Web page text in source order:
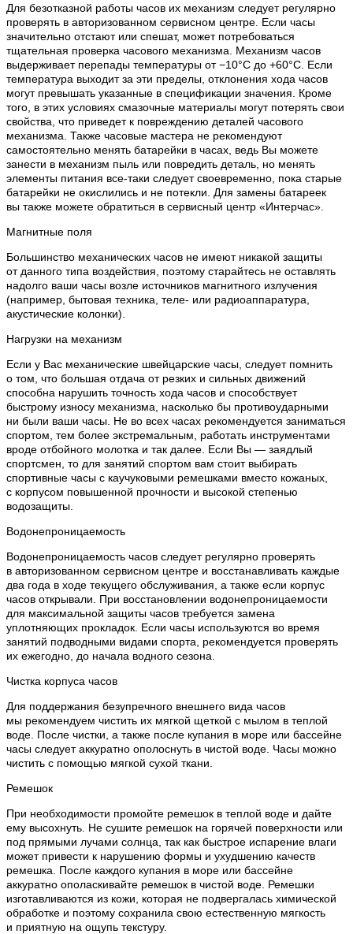
Для безотказной работы часов их механизм следует регулярно
проверять в авторизованном сервисном центре. Если часы
значительно отстают или спешат, может потребоваться
тщательная проверка часового механизма. Механизм часов
выдерживает перепады температуры от −10°C до +60°C. Если
температура выходит за эти пределы, отклонения хода часов
могут превышать указанные в спецификации значения. Кроме
того, в этих условиях смазочные материалы могут потерять свои
свойства, что приведет к повреждению деталей часового
механизма. Также часовые мастера не рекомендуют
самостоятельно менять батарейки в часах, ведь Вы можете
занести в механизм пыль или повредить деталь, но менять
элементы питания все-таки следует своевременно, пока старые
батарейки не окислились и не потекли. Для замены батареек
вы также можете обратиться в сервисный центр «Интерчас».
Магнитные поля
Большинство механических часов не имеют никакой защиты
от данного типа воздействия, поэтому старайтесь не оставлять
надолго ваши часы возле источников магнитного излучения
(например, бытовая техника, теле- или радиоаппаратура,
акустические колонки).
Нагрузки на механизм
Если у Вас механические швейцарские часы, следует помнить
о том, что большая отдача от резких и сильных движений
способна нарушить точность хода часов и способствует
быстрому износу механизма, насколько бы противоударными
ни были ваши часы. Не во всех часах рекомендуется заниматься
спортом, тем более экстремальным, работать инструментами
вроде отбойного молотка и так далее. Если Вы — заядлый
спортсмен, то для занятий спортом вам стоит выбирать
спортивные часы с каучуковыми ремешками вместо кожаных,
с корпусом повышенной прочности и высокой степенью
водозащиты.
Водонепроницаемость
Водонепроницаемость часов следует регулярно проверять
в авторизованном сервисном центре и восстанавливать каждые
два года в ходе текущего обслуживания, а также если корпус
часов открывали. При восстановлении водонепроницаемости
для максимальной защиты часов требуется замена
уплотняющих прокладок. Если часы используются во время
занятий подводными видами спорта, рекомендуется проверять
их ежегодно, до начала водного сезона.
Чистка корпуса часов
Для поддержания безупречного внешнего вида часов
мы рекомендуем чистить их мягкой щеткой с мылом в теплой
воде. После чистки, а также после купания в море или бассейне
часы следует аккуратно ополоснуть в чистой воде. Часы можно
чистить с помощью мягкой сухой ткани.
Ремешок
При необходимости промойте ремешок в теплой воде и дайте
ему высохнуть. Не сушите ремешок на горячей поверхности или
под прямыми лучами солнца, так как быстрое испарение влаги
может привести к нарушению формы и ухудшению качеств
ремешка. После каждого купания в море или бассейне
аккуратно ополаскивайте ремешок в чистой воде. Ремешки
изготавливаются из кожи, которая не подвергалась химической
обработке и поэтому сохранила свою естественную мягкость
и приятную на ощупь текстуру.